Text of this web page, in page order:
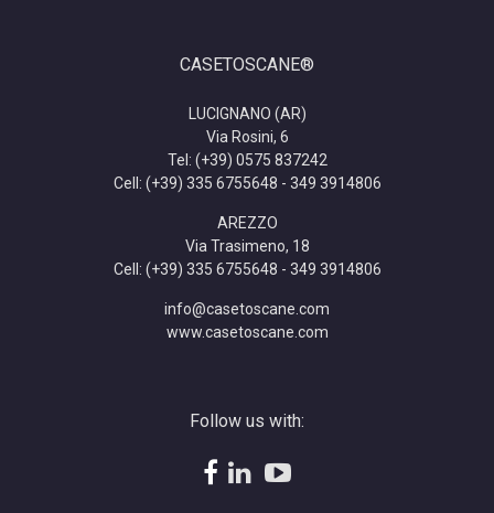
CASETOSCANE®
LUCIGNANO (AR)
Via Rosini, 6
Tel: (+39) 0575 837242
Cell: (+39) 335 6755648 - 349 3914806
AREZZO
Via Trasimeno, 18
Cell: (+39) 335 6755648 - 349 3914806
info@casetoscane.com
www.casetoscane.com
Follow us with:
facebook
linkedinYouTube